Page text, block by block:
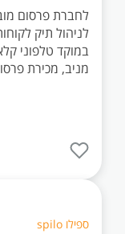
לחברת פרסום
לניהול תיק
במוקד טלפוני
מניב, מכירת
ספילו spilo